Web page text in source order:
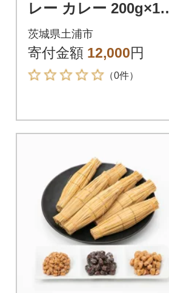
レー カレー 200g×10
袋 常温保存 常備食 牛
丼の吉野家のカレー
茨城県土浦市
寄付金額 12,000円
（0件）